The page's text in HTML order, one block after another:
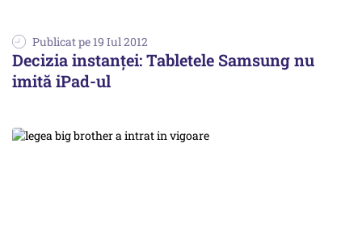
Publicat pe 19 Iul 2012
Decizia instanței: Tabletele Samsung nu
imită iPad-ul